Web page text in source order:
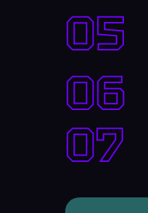
05
06
07